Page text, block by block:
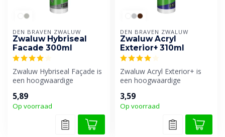
DEN BRAVEN ZWALUW
Zwaluw Hybriseal
Facade 300ml
Zwaluw Hybriseal Façade is
een hoogwaardige
afdichtings...
5,89
Op voorraad
DEN BRAVEN ZWALUW
Zwaluw Acryl
Exterior+ 310ml
Zwaluw Acryl Exterior+ is
een hoogwaardige
aanbrengen sne...
3,59
Op voorraad